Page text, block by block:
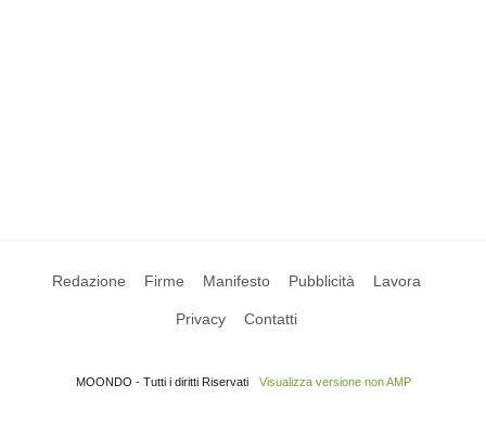
Redazione Firme Manifesto Pubblicità Lavora
Privacy Contatti
MOONDO - Tutti i diritti Riservati Visualizza versione non AMP